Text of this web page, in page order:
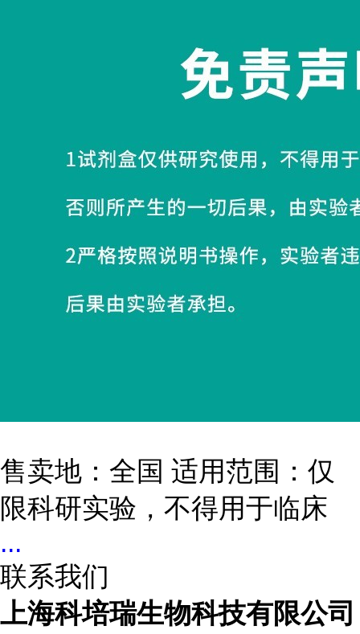
售卖地：全国 适用范围：仅
限科研实验，不得用于临床
...
联系我们
上海科培瑞生物科技有限公司